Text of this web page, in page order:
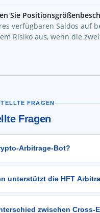
Sie
verfügbaren Saldos auf
Risiko aus, wenn die
FRAGEN
Fragen
Arbitrage-Bot?
Bot ist eine
ist, und verkauft ihn
schließen – weit
unterstützt die HFT
Plattform beinhaltet
zwischen